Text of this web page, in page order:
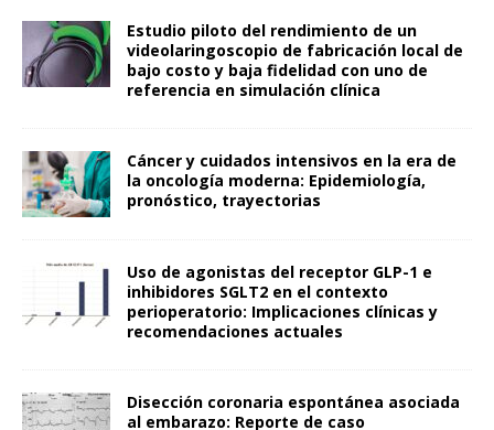
Estudio piloto del rendimiento de un
videolaringoscopio de fabricación local de
bajo costo y baja fidelidad con uno de
referencia en simulación clínica
Cáncer y cuidados intensivos en la era de
la oncología moderna: Epidemiología,
pronóstico, trayectorias
Uso de agonistas del receptor GLP-1 e
inhibidores SGLT2 en el contexto
perioperatorio: Implicaciones clínicas y
recomendaciones actuales
Disección coronaria espontánea asociada
al embarazo: Reporte de caso